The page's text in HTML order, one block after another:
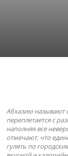
Абхазию называют
переплетается с
наполняя все
отмечают, что
гулять по